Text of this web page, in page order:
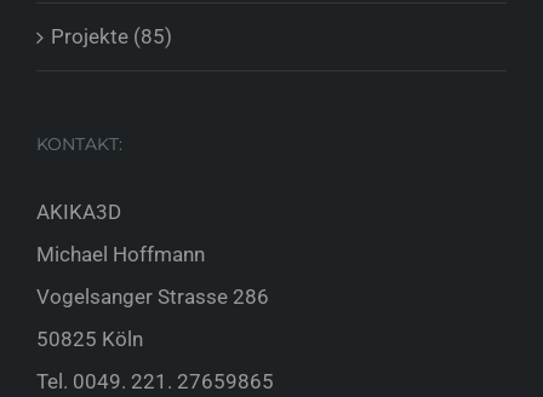
Projekte (85)
KONTAKT:
AKIKA3D
Michael Hoffmann
Vogelsanger Strasse 286
50825 Köln
Tel. 0049. 221. 27659865